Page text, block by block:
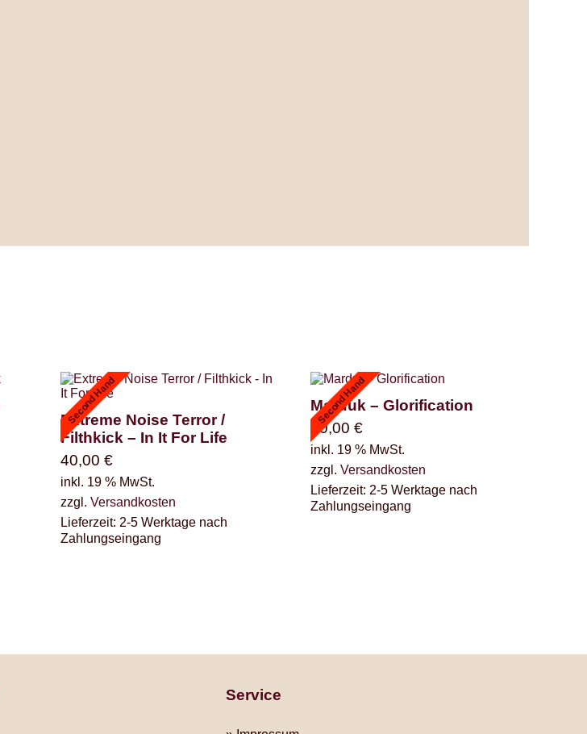
Second Hand
Extreme Noise Terror /
Filthkick – In It For Life
40,00€
inkl. 19 % MwSt.
zzgl.Versandkosten
Lieferzeit: 2-5 Werktage nach
Zahlungseingang
Second Hand
Marduk – Glorification
50,00 €
inkl. 19 % MwSt.
zzgl. Versandkosten
Lieferzeit: 2-5 Werktage nach
Zahlungseingang
Service